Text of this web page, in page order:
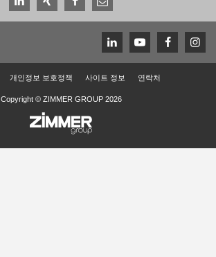
개인정보 보호정책 사이트 정보 연락처
Copyright © ZIMMER GROUP 2026